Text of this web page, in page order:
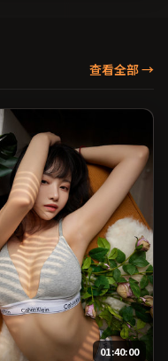
映，网络平台同步更新片
影视资源大全免费条目索
，支持片名与演员交叉检
。）
查看全部→
01:40:00